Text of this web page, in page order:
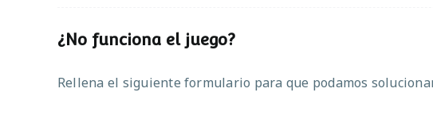
¿No funciona el juego?
Rellena el siguiente formulario para que podamos